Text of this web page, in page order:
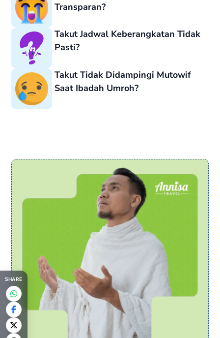
Transparan?
Takut Jadwal Keberangkatan Tidak
Pasti?
Takut Tidak Didampingi Mutowif
Saat Ibadah Umroh?
SHARE